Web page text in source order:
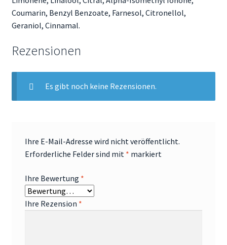
Coumarin, Benzyl Benzoate, Farnesol, Citronellol,
Geraniol, Cinnamal.
Rezensionen
Es gibt noch keine Rezensionen.
Ihre E-Mail-Adresse wird nicht veröffentlicht.
Erforderliche Felder sind mit * markiert
Ihre Bewertung *
Ihre Rezension *